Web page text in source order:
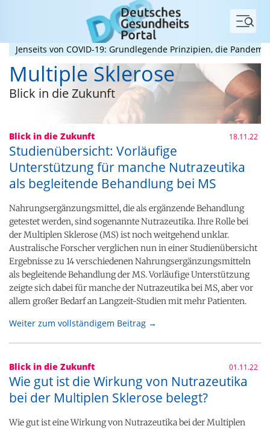
Menü
von COVID-19: Grundlegende Prinzipien, die Pandemien
Multiple Sklerose
Blick in die Zukunft
Blick in die Zukunft 18.11.22
Studienübersicht: Vorläufige
Unterstützung für manche Nutrazeutika
als begleitende Behandlung bei MS
Nahrungsergänzungsmittel, die als ergänzende Behandlung
getestet werden, sind sogenannte Nutrazeutika. Ihre Rolle bei
der Multiplen Sklerose (MS) ist noch weitgehend unklar.
Australische Forscher verglichen nun in einer Studienübersicht
Ergebnisse zu 14 verschiedenen Nahrungsergänzungsmitteln
als begleitende Behandlung der MS. Vorläufige Unterstützung
zeigte sich dabei für manche der Nutrazeutika bei MS, aber vor
allem großer Bedarf an Langzeit-Studien mit mehr Patienten.
Weiter zum vollständigem Beitrag →
Blick in die Zukunft 01.11.22
Wie gut ist die Wirkung von Nutrazeutika
bei der Multiplen Sklerose belegt?
Wie gut ist eine Wirkung von Nutrazeutika bei der Multiplen